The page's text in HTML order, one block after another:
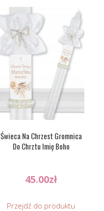
Świeca Na Chrzest Gromnica
Do Chrztu Imię Boho
45.00zł
Przejdź do produktu